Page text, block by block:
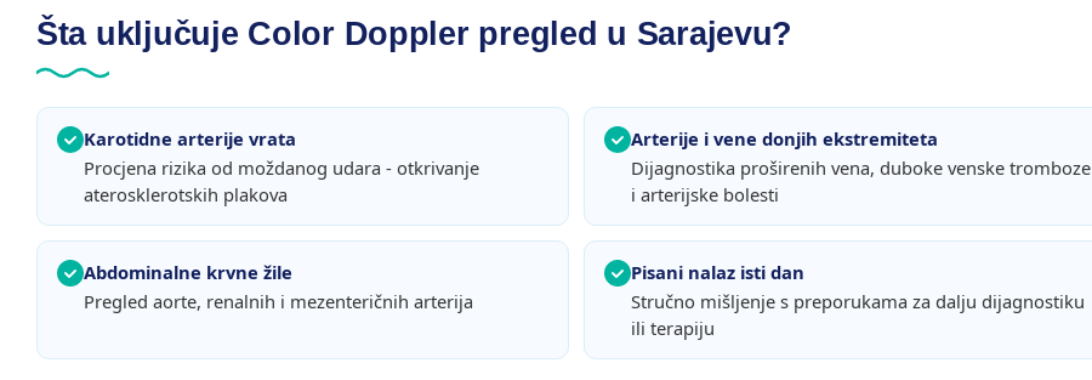
Šta uključuje Color Doppler pregled u Sarajevu?
Karotidne arterije vrata
Procjena rizika od moždanog udara - otkrivanje
aterosklerotskih plakova
Arterije i vene donjih ekstremiteta
Dijagnostika proširenih vena, duboke venske tromboze
i arterijske bolesti
Abdominalne krvne žile
Pregled aorte, renalnih i mezenteričnih arterija
Pisani nalaz isti dan
Stručno mišljenje s preporukama za dalju dijagnostiku
ili terapiju